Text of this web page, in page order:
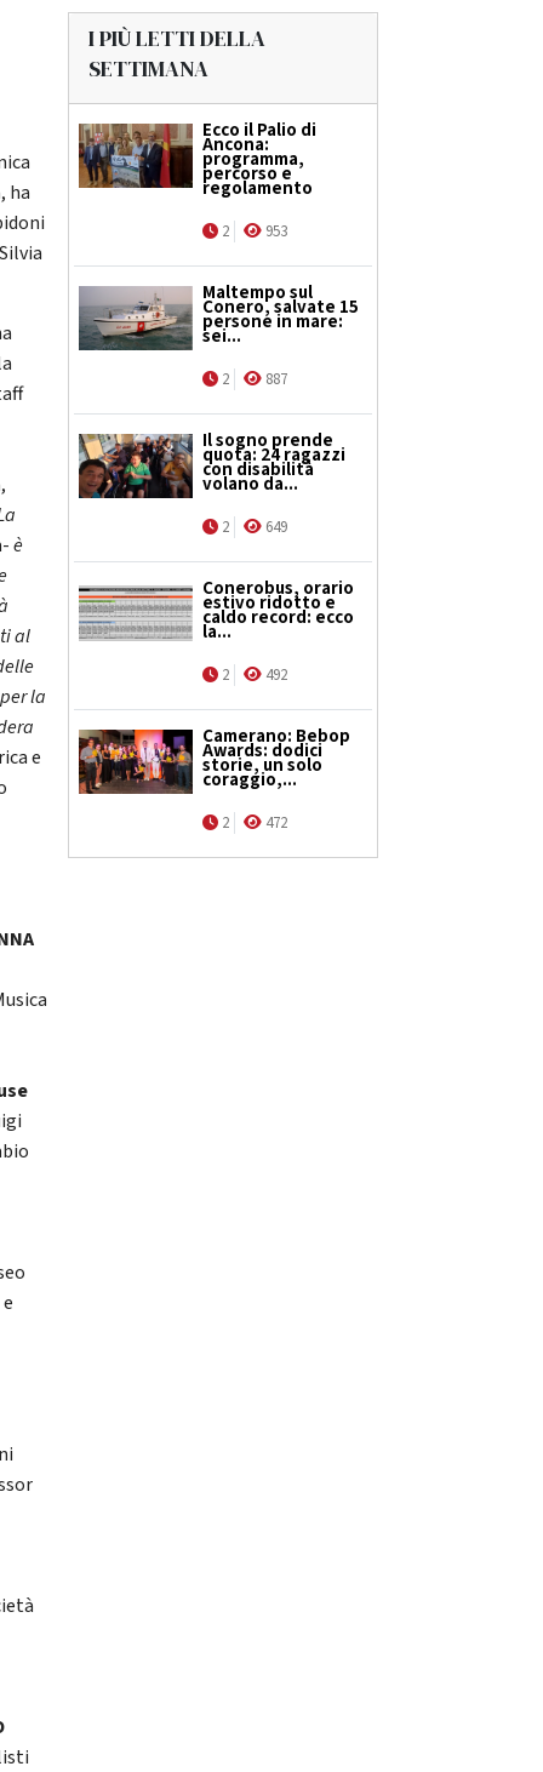
ha
è
al
la
e
I PIÙ LETTI DELLA
SETTIMANA
Ecco il Palio di
Ancona:
programma,
percorso e
regolamento
2 953
Maltempo sul
Conero, salvate 15
persone in mare:
sei...
2 887
Il sogno prende
quota: 24 ragazzi
con disabilità
volano da...
2 649
Conerobus, orario
estivo ridotto e
caldo record: ecco
la...
2 492
Camerano: Bebop
Awards: dodici
storie, un solo
coraggio,...
2 472